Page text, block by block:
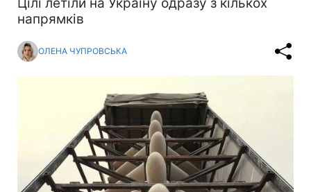
напрямків
ОЛЕНА ЧУПРОВСЬКА